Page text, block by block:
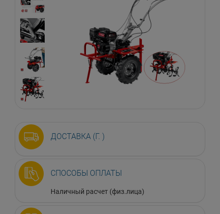
ДОСТАВКА (Г. )
СПОСОБЫ ОПЛАТЫ
Наличный расчет (физ.лица)